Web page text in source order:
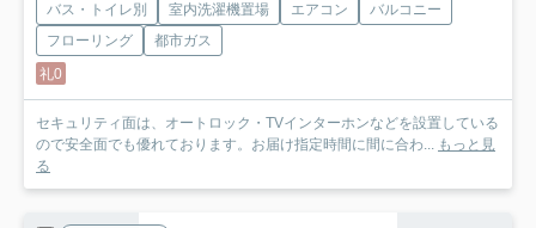
バス・トイレ別 室内洗濯機置場 エアコン
バルコニー
フローリング
都市ガス
礼0
セキュリティ面は、オートロック・TVインターホンなどを設置している
ので安全面でも優れております。お届け指定時間に間に合わ... もっと見
る